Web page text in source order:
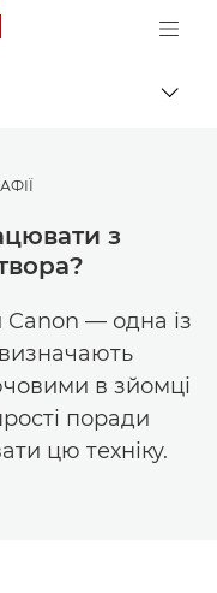
Canon Logo, back to
з
— одна із
в зйомці
поради
цю техніку.